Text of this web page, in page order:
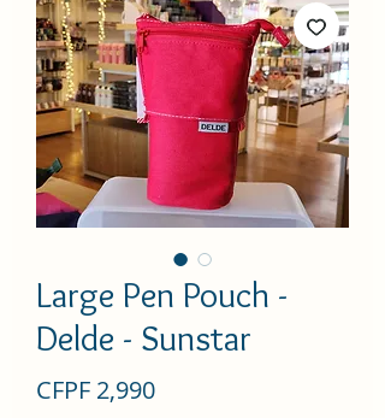
Large Pen Pouch -
Delde - Sunstar
CFPF 2,990Price